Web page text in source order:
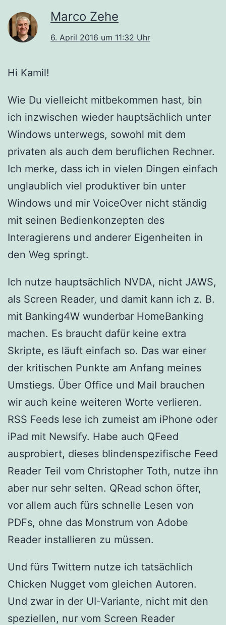
Marco Zehe
6. April 2016 um 11:32 Uhr
Hi Kamil!
Wie Du vielleicht mitbekommen hast, bin
ich inzwischen wieder hauptsächlich unter
Windows unterwegs, sowohl mit dem
privaten als auch dem beruflichen Rechner.
Ich merke, dass ich in vielen Dingen einfach
unglaublich viel produktiver bin unter
Windows und mir VoiceOver nicht ständig
mit seinen Bedienkonzepten des
Interagierens und anderer Eigenheiten in
den Weg springt.
Ich nutze hauptsächlich NVDA, nicht JAWS,
als Screen Reader, und damit kann ich z. B.
mit Banking4W wunderbar HomeBanking
machen. Es braucht dafür keine extra
Skripte, es läuft einfach so. Das war einer
der kritischen Punkte am Anfang meines
Umstiegs. Über Office und Mail brauchen
wir auch keine weiteren Worte verlieren.
RSS Feeds lese ich zumeist am iPhone oder
iPad mit Newsify. Habe auch QFeed
ausprobiert, dieses blindenspezifische Feed
Reader Teil vom Christopher Toth, nutze ihn
aber nur sehr selten. QRead schon öfter,
vor allem auch fürs schnelle Lesen von
PDFs, ohne das Monstrum von Adobe
Reader installieren zu müssen.
Und fürs Twittern nutze ich tatsächlich
Chicken Nugget vom gleichen Autoren.
Und zwar in der UI-Variante, nicht mit den
speziellen, nur vom Screen Reader